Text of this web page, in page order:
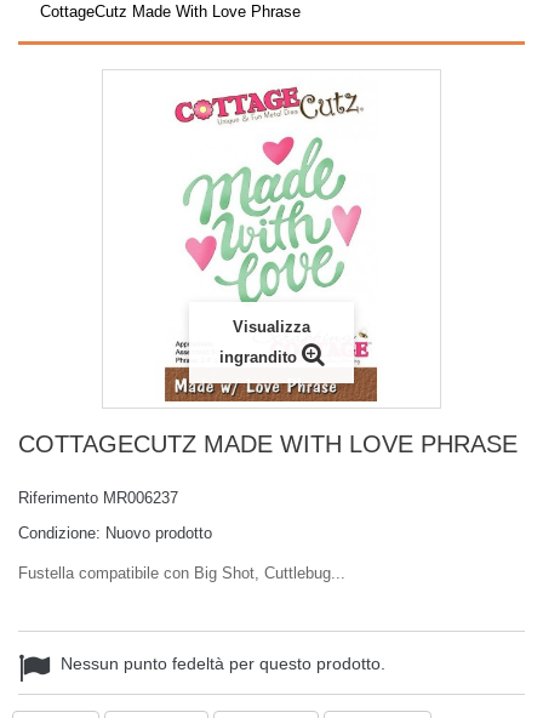
CottageCutz Made With Love Phrase
Visualizza
ingrandito
COTTAGECUTZ MADE WITH LOVE PHRASE
Riferimento MR006237
Condizione: Nuovo prodotto
Fustella compatibile con Big Shot, Cuttlebug...
Nessun punto fedeltà per questo prodotto.